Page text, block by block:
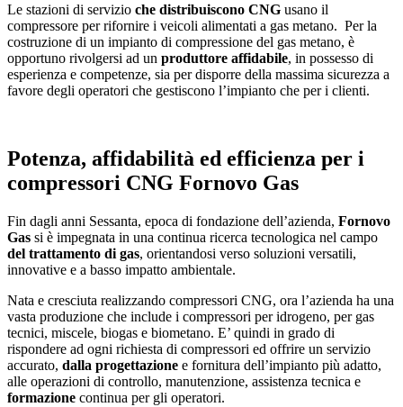
Le stazioni di servizio che distribuiscono CNG usano il
compressore per rifornire i veicoli alimentati a gas metano. Per la
costruzione di un impianto di compressione del gas metano, è
opportuno rivolgersi ad un produttore affidabile, in possesso di
esperienza e competenze, sia per disporre della massima sicurezza a
favore degli operatori che gestiscono l’impianto che per i clienti.
Potenza, affidabilità ed efficienza per i
compressori CNG Fornovo Gas
Fin dagli anni Sessanta, epoca di fondazione dell’azienda, Fornovo
Gas si è impegnata in una continua ricerca tecnologica nel campo
del trattamento di gas, orientandosi verso soluzioni versatili,
innovative e a basso impatto ambientale.
Nata e cresciuta realizzando compressori CNG, ora l’azienda ha una
vasta produzione che include i compressori per idrogeno, per gas
tecnici, miscele, biogas e biometano. E’ quindi in grado di
rispondere ad ogni richiesta di compressori ed offrire un servizio
accurato, dalla progettazione e fornitura dell’impianto più adatto,
alle operazioni di controllo, manutenzione, assistenza tecnica e
formazione continua per gli operatori.